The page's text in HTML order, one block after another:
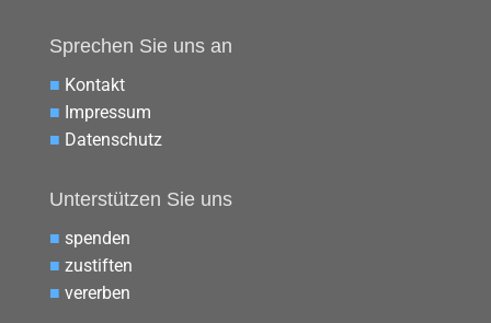
Sprechen Sie uns an
■ Kontakt
■ Impressum
■ Datenschutz
Unterstützen Sie uns
■ spenden
■ zustiften
■ vererben